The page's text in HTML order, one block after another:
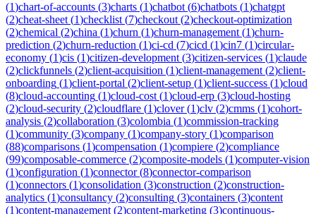
(1)chart-of-accounts (3)charts (1)chatbot (6)chatbots (1)chatgpt
(2)cheat-sheet (1)checklist (7)checkout (2)checkout-optimization
(2)chemical (2)china (1)churn (1)churn-management (1)churn-
prediction (2)churn-reduction (1)ci-cd (7)cicd (1)cin7 (1)circular-
economy (1)cis (1)citizen-development (3)citizen-services (1)claude
(2)clickfunnels (2)client-acquisition (1)client-management (2)client-
onboarding (1)client-portal (2)client-setup (1)client-success (1)cloud
(8)cloud-accounting (1)cloud-cost (1)cloud-erp (3)cloud-hosting
(2)cloud-security (2)cloudflare (1)clover(1)clv (2)cmms (1)cohort-
analysis (2)collaboration (3)colombia (1)commission-tracking
(1)community (3)company (1)company-story (1)comparison
(88)comparisons (1)compensation (1)compiere (2)compliance
(99)composable-commerce (2)composite-models (1)computer-vision
(1)configuration (1)connector(8)connector-comparison
(1)connectors (1)consolidation (3)construction (2)construction-
analytics (1)consultancy (2)consulting (3)containers (3)content
(1)content-management (2)content-marketing (3)continuous-